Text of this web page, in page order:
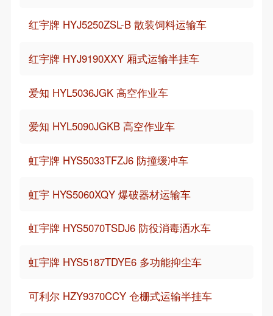
红宇牌 HYJ5250ZSL-B 散装饲料运输车
红宇牌 HYJ9190XXY 厢式运输半挂车
爱知 HYL5036JGK 高空作业车
爱知 HYL5090JGKB 高空作业车
虹宇牌 HYS5033TFZJ6 防撞缓冲车
虹宇 HYS5060XQY 爆破器材运输车
虹宇牌 HYS5070TSDJ6 防役消毒洒水车
虹宇牌 HYS5187TDYE6 多功能抑尘车
可利尔 HZY9370CCY 仓栅式运输半挂车